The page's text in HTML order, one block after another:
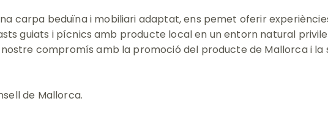
carpa beduïna i mobiliari adaptat, ens pemet oferir
guiats i pícnics amb producte local en un entorn natural
compromís amb la promoció del producte de Mallorca i la
de Mallorca.